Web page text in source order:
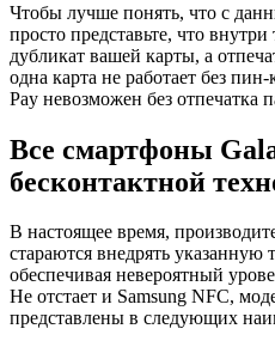
Чтобы лучше понять, что с
просто представьте, что
дубликат вашей карты, а
одна карта не работает без
Pay невозможен без отпечатка
Все смартфоны
бесконтактной
В настоящее время,
стараются внедрять указанную
обеспечивая невероятный
Не отстает и Samsung NFC,
представлены в следующих